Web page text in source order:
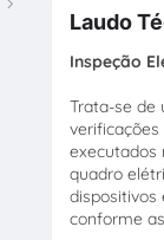
Laudo
Inspeção
Trata-se de
executados
quadro
dispositivos
conforme